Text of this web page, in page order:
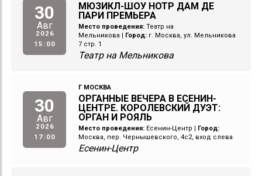
30
Авг
2026
15:00
МЮЗИКЛ-ШОУ НОТР ДАМ ДЕ
ПАРИ ПРЕМЬЕРА
Место проведения: Театр на
Мельникова
Город: г. Москва, ул. Мельникова
7 стр. 1
Театр на Мельникова
30
Авг
2026
17:00
Г МОСКВА
ОРГАННЫЕ ВЕЧЕРА В ЕСЕНИН-
ЦЕНТРЕ. КОРОЛЕВСКИЙ ДУЭТ:
ОРГАН И РОЯЛЬ
Место проведения: Есенин-Центр
Город:
Москва, пер. Чернышевского, 4с2, вход слева
Есенин-Центр